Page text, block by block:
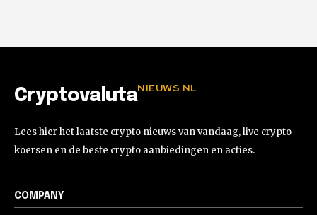
CryptovalutaNIEUWS.NL
Lees hier het laatste crypto nieuws van vandaag, live crypto
koersen en de beste crypto aanbiedingen en acties.
COMPANY